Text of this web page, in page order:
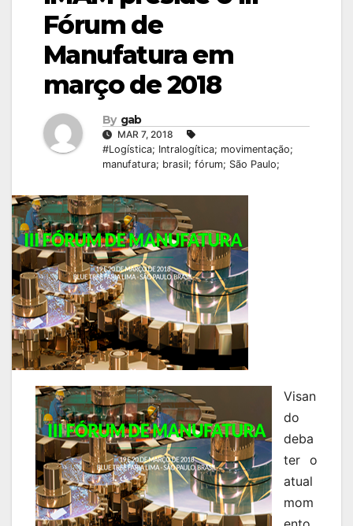
Fórum de
Manufatura em
março de 2018
By gab
MAR 7, 2018
#Logística; Intralogítica; movimentação;
manufatura; brasil; fórum; São Paulo;
Visan
do
deba
ter o
atual
mom